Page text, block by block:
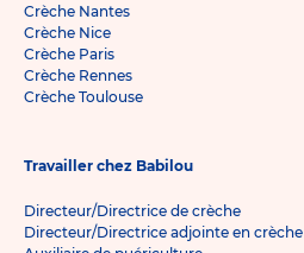
Crèche Nantes
Crèche Nice
Crèche Paris
Crèche Rennes
Crèche Toulouse
Travailler chez Babilou
Directeur/Directrice de crèche
Directeur/Directrice adjointe en crèche